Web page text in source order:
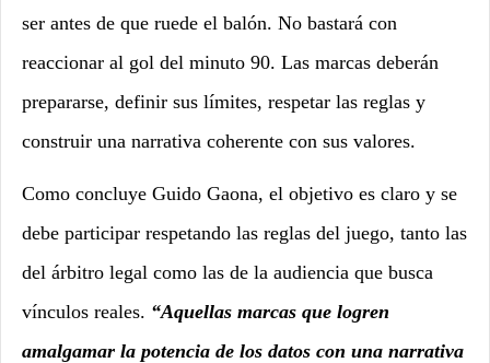
ser antes de que ruede el balón. No bastará con
reaccionar al gol del minuto 90. Las marcas deberán
prepararse, definir sus límites, respetar las reglas y
construir una narrativa coherente con sus valores.
Como concluye Guido Gaona, el objetivo es claro y se
debe participar respetando las reglas del juego, tanto las
del árbitro legal como las de la audiencia que busca
vínculos reales. “Aquellas marcas que logren
amalgamar la potencia de los datos con una narrativa